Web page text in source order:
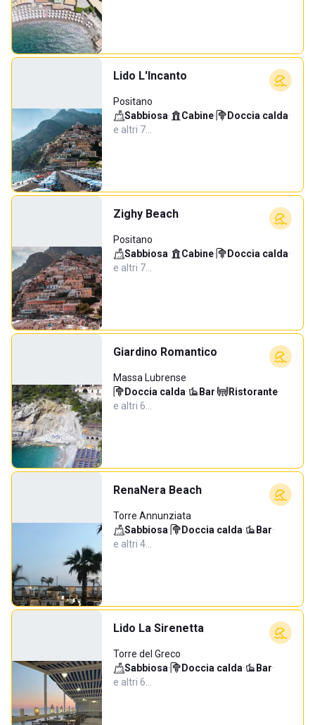
Lido L'Incanto
Positano
Sabbiosa· Cabine· Doccia calda·
e altri 7…
Zighy Beach
Positano
Sabbiosa· Cabine· Doccia calda·
e altri 7…
Giardino Romantico
Massa Lubrense
Doccia calda· Bar· Ristorante·
e altri 6…
RenaNera Beach
Torre Annunziata
Sabbiosa· Doccia calda· Bar·
e altri 4…
Lido La Sirenetta
Torre del Greco
Sabbiosa· Doccia calda· Bar·
e altri 6…